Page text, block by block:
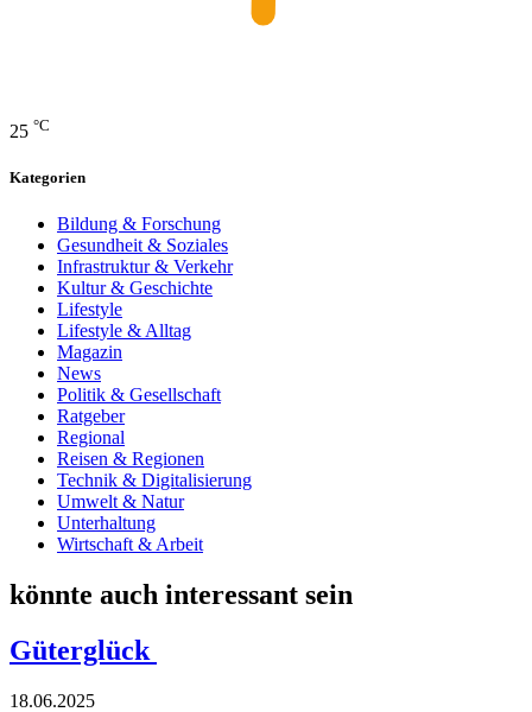
25 °C
Kategorien
Bildung & Forschung
Gesundheit & Soziales
Infrastruktur & Verkehr
Kultur & Geschichte
Lifestyle
Lifestyle & Alltag
Magazin
News
Politik & Gesellschaft
Ratgeber
Regional
Reisen & Regionen
Technik & Digitalisierung
Umwelt & Natur
Unterhaltung
Wirtschaft & Arbeit
könnte auch interessant sein
Güterglück
18.06.2025